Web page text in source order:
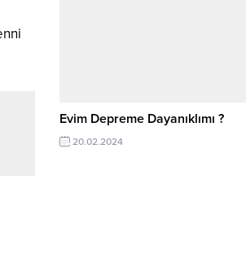
Evim Depreme Dayanıklımı ?
20.02.2024